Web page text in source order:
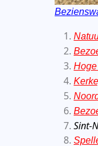
Sint-